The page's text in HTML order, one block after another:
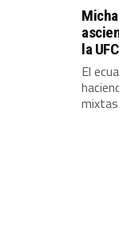
la UFC
El